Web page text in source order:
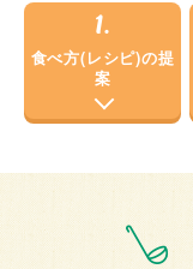
1.
食べ方(レシピ)の提
案